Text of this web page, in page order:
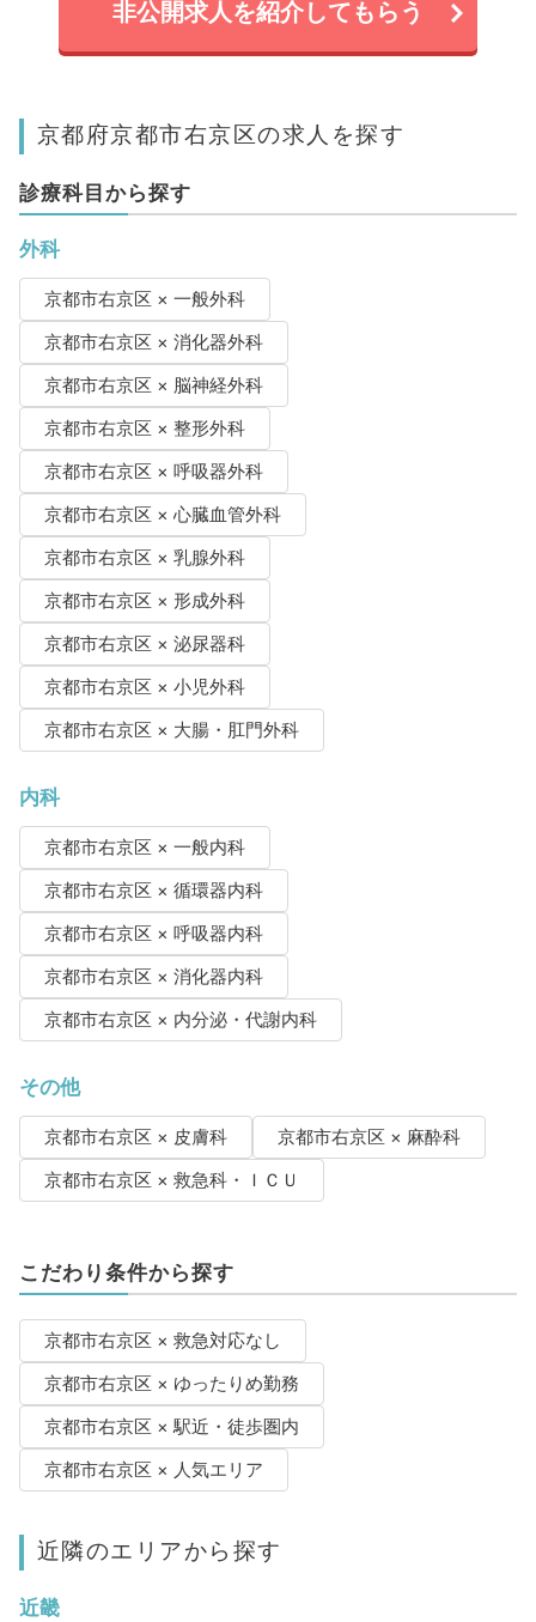
非公開求人を紹介してもらう
京都府京都市右京区の求人を探す
診療科目から探す
外科
京都市右京区 × 一般外科
京都市右京区 × 消化器外科
京都市右京区 × 脳神経外科
京都市右京区 × 整形外科
京都市右京区 × 呼吸器外科
京都市右京区 × 心臓血管外科
京都市右京区 × 乳腺外科
京都市右京区 × 形成外科
京都市右京区 × 泌尿器科
京都市右京区 × 小児外科
京都市右京区 × 大腸・肛門外科
内科
京都市右京区 × 一般内科
京都市右京区 × 循環器内科
京都市右京区 × 呼吸器内科
京都市右京区 × 消化器内科
京都市右京区 × 内分泌・代謝内科
その他
京都市右京区 × 皮膚科
京都市右京区 × 麻酔科
京都市右京区 × 救急科・ＩＣＵ
こだわり条件から探す
京都市右京区 × 救急対応なし
京都市右京区 × ゆったりめ勤務
京都市右京区 × 駅近・徒歩圏内
京都市右京区 × 人気エリア
近隣のエリアから探す
近畿